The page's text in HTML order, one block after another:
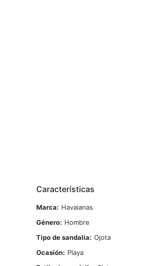
Características
Marca
Havaianas
Género
Hombre
Tipo de sandalia
Ojota
Ocasión
Playa